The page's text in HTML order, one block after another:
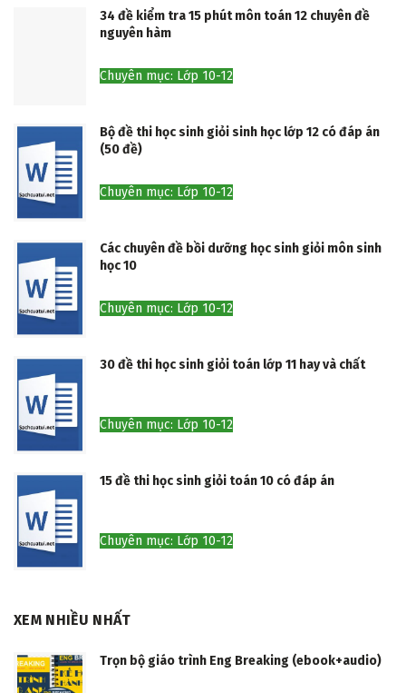
34 đề kiểm tra 15 phút môn toán 12 chuyên đề
nguyên hàm
Chuyên mục: Lớp 10-12
Bộ đề thi học sinh giỏi sinh học lớp 12 có đáp án
(50 đề)
Chuyên mục: Lớp 10-12
Các chuyên đề bồi dưỡng học sinh giỏi môn sinh
học 10
Chuyên mục: Lớp 10-12
30 đề thi học sinh giỏi toán lớp 11 hay và chất
Chuyên mục: Lớp 10-12
15 đề thi học sinh giỏi toán 10 có đáp án
Chuyên mục: Lớp 10-12
XEM NHIỀU NHẤT
Trọn bộ giáo trình Eng Breaking (ebook+audio)